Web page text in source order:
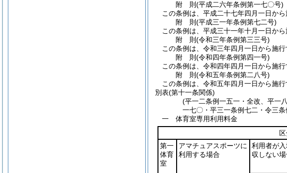
附 則(平成二六年条例第一七〇号)
この条例は、平成二十七年四月一日から
附 則(平成三一年条例第七二号)
この条例は、平成三十一年十月一日から
附 則(令和三年条例第三三号)
この条例は、令和三年四月一日から施行
附 則(令和四年条例第四一号)
この条例は、令和四年四月一日から施行
附 則(令和五年条例第二八号)
この条例は、令和五年四月一日から施行
別表(第十一条関係)
(平一二条例一五一・全改、平一
一七〇・平三一条例七二・令三
一 体育室専用利用料金
第一
体育
室
アマチュアスポーツに
利用する場合
利用者が
収しない場